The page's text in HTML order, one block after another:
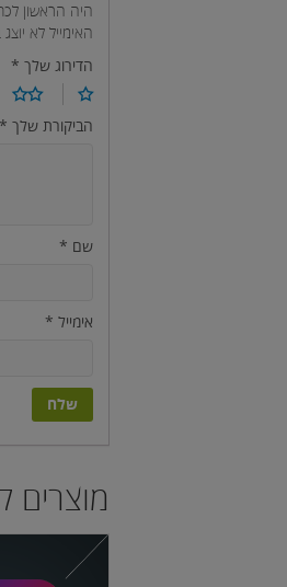
היה הראשון לכתוב סקירה “500
האימייל לא
הדירוג שלך *
הביקורת שלך *
שם *
אימייל *
מוצרים